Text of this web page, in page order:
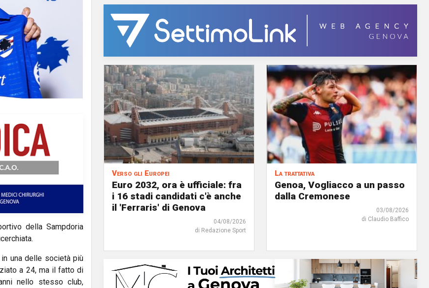
della Sampdoria
una delle società più
a 24, ma il fatto di
nello stesso club,
Verso gli Europei
Euro 2032, ora è ufficiale: fra
i 16 stadi candidati c'è anche
il 'Ferraris' di Genova
04/08/2026
di Redazione Sport
La trattativa
Genoa, Vogliacco a un passo
dalla Cremonese
03/08/2026
di Claudio Baffico